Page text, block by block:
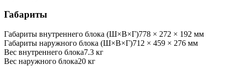
Габариты
Габариты внутреннего блока (Ш×В×Г)778 × 272 × 192 мм
Габариты наружного блока (Ш×В×Г)712 × 459 × 276 мм
Вес внутреннего блока7.3 кг
Вес наружного блока20 кг